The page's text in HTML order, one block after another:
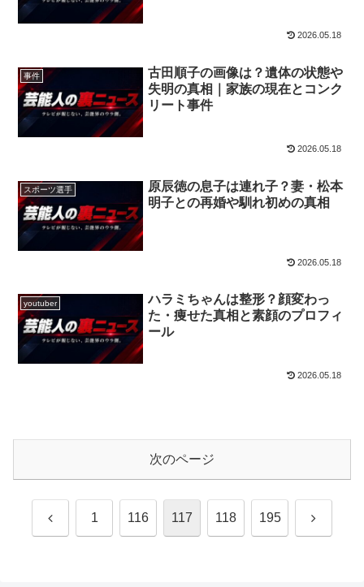
2026.05.18
事件
古田順子の画像は？遺体の状態や
失明の真相｜家族の現在とコンク
リート事件
2026.05.18
スポーツ選手
原辰徳の息子は連れ子？妻・松本
明子との再婚や馴れ初めの真相
2026.05.18
youtuber
ハラミちゃんは整形？顔変わっ
た・痩せた真相と素顔のプロフィ
ール
2026.05.18
次のページ
前 1 116 117 118 195 次